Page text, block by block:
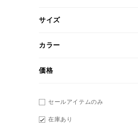
サイズ
カラー
価格
セールアイテムのみ
在庫あり